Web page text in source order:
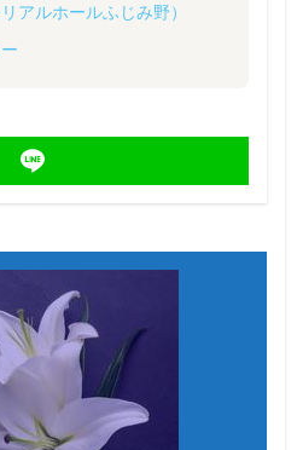
アルホールふじみ野）